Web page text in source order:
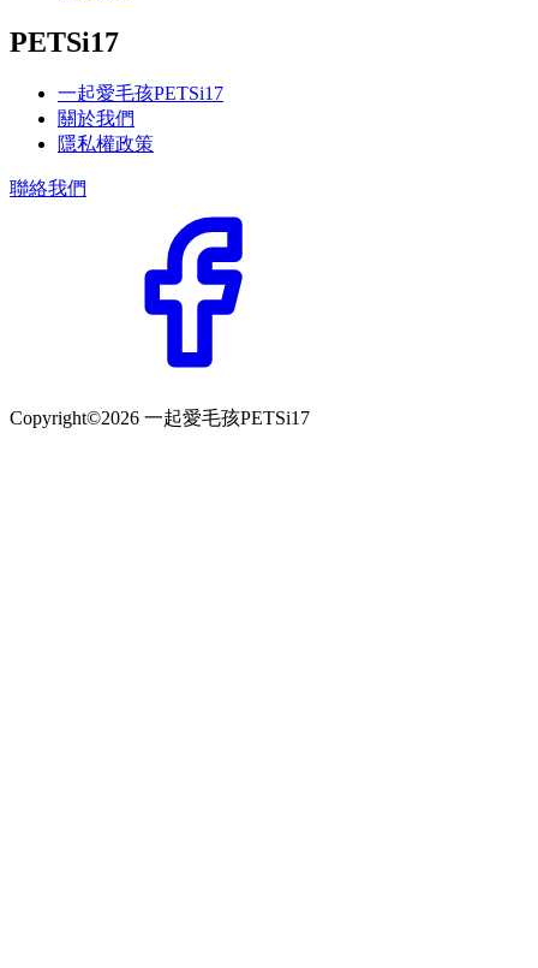
PETSi17
一起愛毛孩PETSi17
關於我們
隱私權政策
聯絡我們
Copyright©2026 一起愛毛孩PETSi17